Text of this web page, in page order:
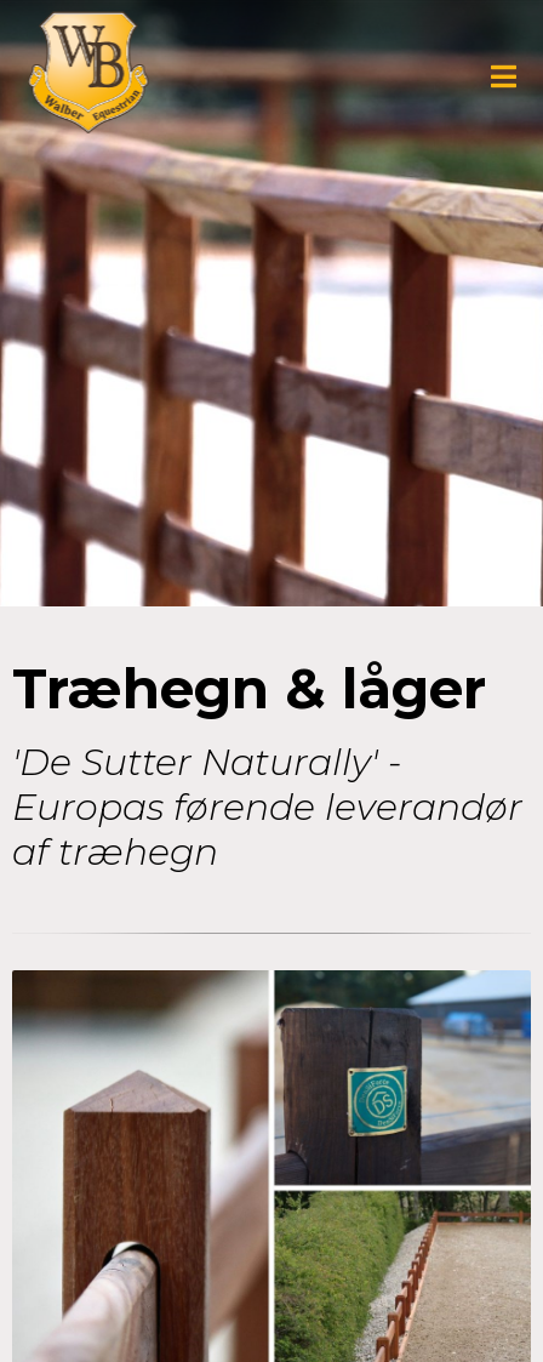
Træhegn & låger
'De Sutter Naturally' -
Europas førende leverandør
af træhegn